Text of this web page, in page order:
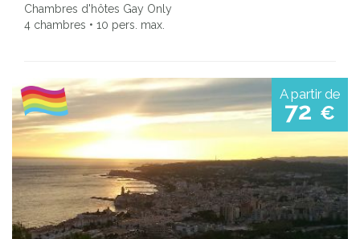
Chambres d'hôtes Gay Only
4 chambres • 10 pers. max.
A partir de
72 €